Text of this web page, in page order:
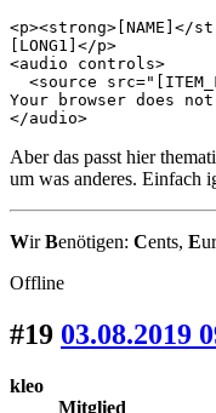
<p><strong>[NAME]</
[LONG1]</p>
<audio controls>
<source
Your browser does
</audio>
Aber das passt hier
um was anderes. Einfach
WirBenötigen: Cents, E
Offline
#19 03.08.2019
kleo
Mitglied